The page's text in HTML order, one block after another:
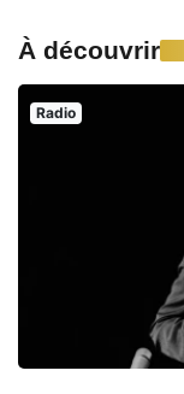
À découvrir
Radio